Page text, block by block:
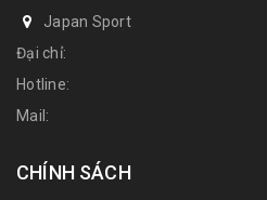
Japan Sport
Đại chỉ:
Hotline:
Mail:
CHÍNH SÁCH